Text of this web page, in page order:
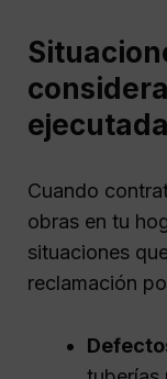
ejecutada
Cuando
obras en tu
situaciones
reclamación